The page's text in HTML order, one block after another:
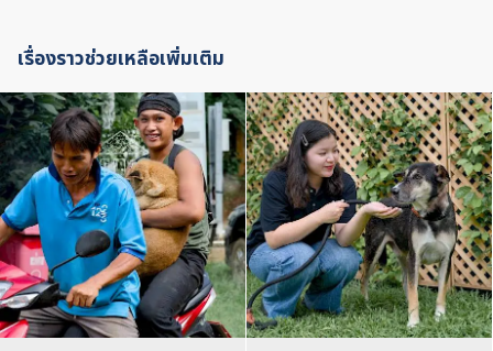
เรื่องราวช่วยเหลือเพิ่มเติม